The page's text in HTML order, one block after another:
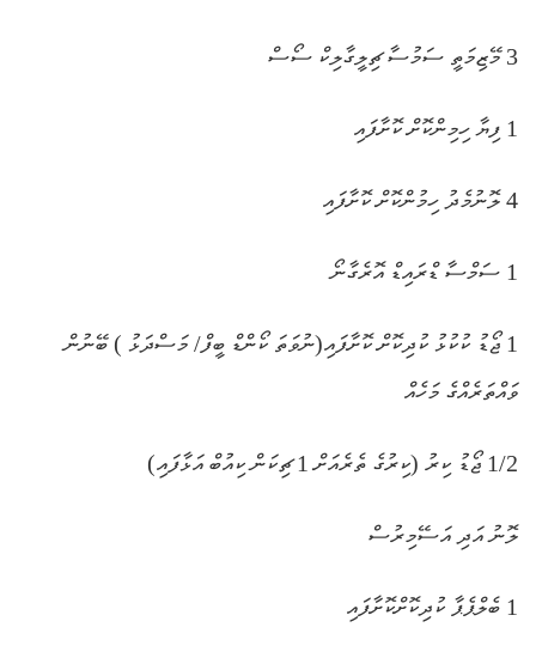
3 މޭޒިމަތީ ސަމުސާ ޗިލީގާލިކް ސޯސް
1 ފިޔާ ހިމިންކޮށް ކޮށާފައި
4 ލޮނުމެދު ހިމުންކޮށް ކޮށާފައި
1 ސަމްސާ ޑްރައިޑް އޮރެގާނޯ
1 ޖޯޑު ކުކުޅު ކުދިކޮށް ކޮށާފައި(ނުވަތަ ކޯންޑް ބީފް/ މަސްދަޅު ) ބޭނުން
ވައްތަރެއްގެ މަހެއް
1/2 ޖޯޑު ކިރު (ކިރުގެ ތެރެއަށް 1 ޗިކަން ކިއުބް އަޅާފައި)
ލޮނު އަދި އަސޭމިރުސް
1 ބެލްޕެޕާ ކުދިކޮށްކޮށާފައި